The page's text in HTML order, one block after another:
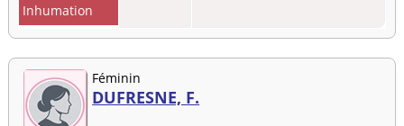
Inhumation
Féminin
DUFRESNE, F.